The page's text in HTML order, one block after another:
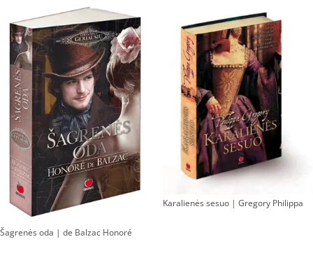
Šagrenės oda | de Balzac Honoré
Karalienės sesuo | Gregory Philippa